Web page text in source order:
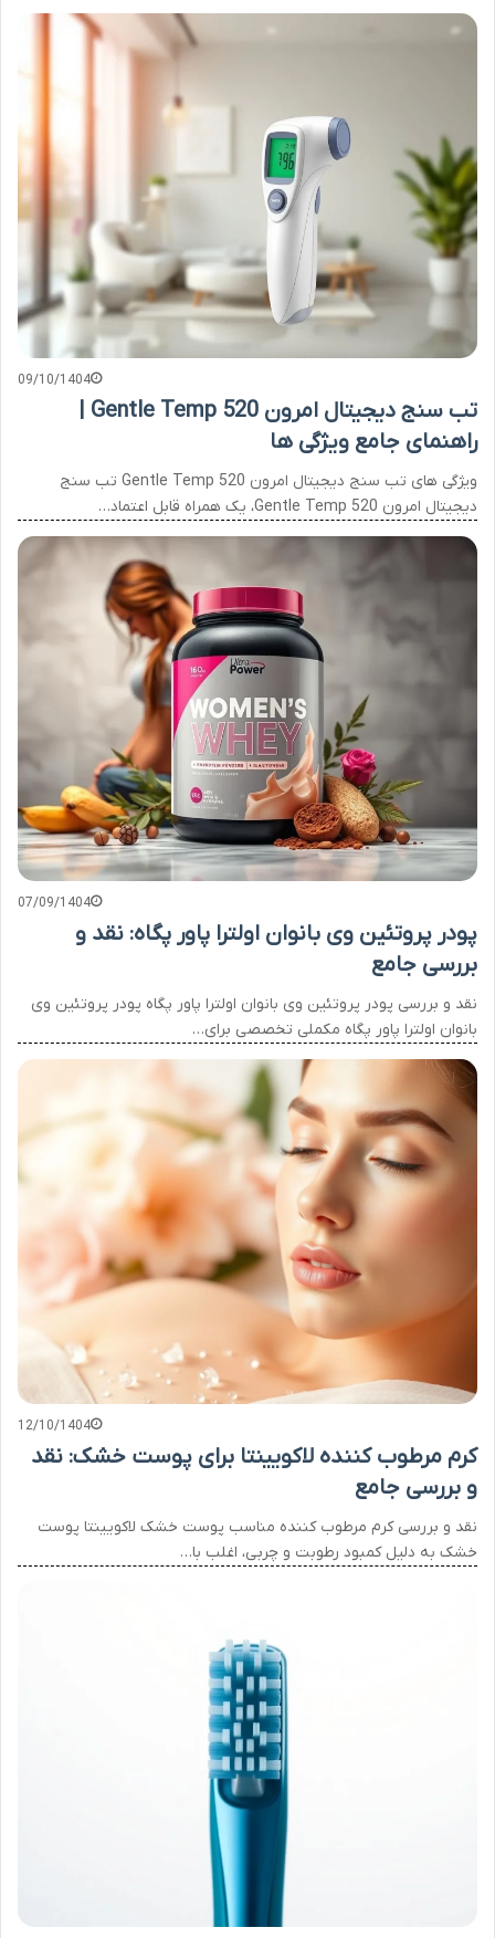
09/10/1404
تب سنج دیجیتال امرون Gentle Temp 520 |
راهنمای جامع ویژگی ها
ویژگی های تب سنج دیجیتال امرون Gentle Temp 520 تب سنج
دیجیتال امرون Gentle Temp 520، یک همراه قابل اعتماد…
07/09/1404
پودر پروتئین وی بانوان اولترا پاور پگاه: نقد و
بررسی جامع
نقد و بررسی پودر پروتئین وی بانوان اولترا پاور پگاه پودر پروتئین وی
بانوان اولترا پاور پگاه مکملی تخصصی برای…
12/10/1404
کرم مرطوب کننده لاکویینتا برای پوست خشک: نقد
و بررسی جامع
نقد و بررسی کرم مرطوب کننده مناسب پوست خشک لاکویینتا پوست
خشک به دلیل کمبود رطوبت و چربی، اغلب با…